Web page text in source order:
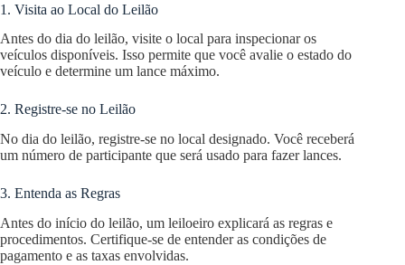
1. Visita ao Local do Leilão
Antes do dia do leilão, visite o local para inspecionar os
veículos disponíveis. Isso permite que você avalie o estado do
veículo e determine um lance máximo.
2. Registre-se no Leilão
No dia do leilão, registre-se no local designado. Você receberá
um número de participante que será usado para fazer lances.
3. Entenda as Regras
Antes do início do leilão, um leiloeiro explicará as regras e
procedimentos. Certifique-se de entender as condições de
pagamento e as taxas envolvidas.